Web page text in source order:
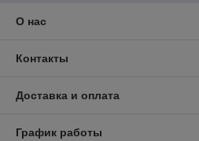
О нас
Контакты
Доставка и оплата
График работы